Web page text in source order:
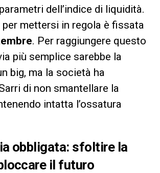
dell’indice di liquidità.
per mettersi in regola è fissata
. Per raggiungere questo
più semplice sarebbe la
big, ma la società ha
di non smantellare la
intatta l’ossatura
obbligata: sfoltire la
il futuro